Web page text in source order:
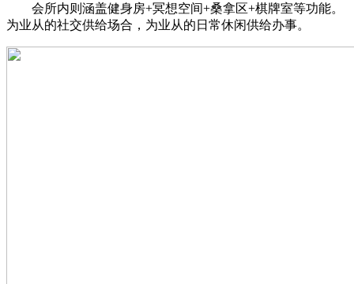
会所内则涵盖健身房+冥想空间+桑拿区+棋牌室等功能。
为业从的社交供给场合，为业从的日常休闲供给办事。